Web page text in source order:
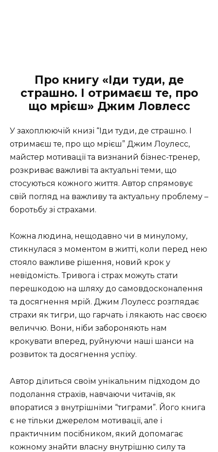
Про книгу «Іди туди, де
страшно. І отримаєш те, про
що мрієш» Джим Ловлесс
У захоплюючій книзі “Іди туди, де страшно. І
отримаєш те, про що мрієш” Джим Лоулесс,
майстер мотивації та визнаний бізнес-тренер,
розкриває важливі та актуальні теми, що
стосуються кожного життя. Автор спрямовує
свій погляд на важливу та актуальну проблему –
боротьбу зі страхами.
Кожна людина, нещодавно чи в минулому,
стикнулася з моментом в житті, коли перед нею
стояло важливе рішення, новий крок у
невідомість. Тривога і страх можуть стати
перешкодою на шляху до самовдосконалення
та досягнення мрій. Джим Лоулесс розглядає
страхи як тигри, що гарчать і лякають нас своєю
величчю. Вони, ніби забороняють нам
крокувати вперед, руйнуючи наші шанси на
розвиток та досягнення успіху.
Автор ділиться своїм унікальним підходом до
подолання страхів, навчаючи читачів, як
впоратися з внутрішніми “тиграми”. Його книга
є не тільки джерелом мотивації, але і
практичним посібником, який допомагає
кожному знайти власну внутрішню силу та